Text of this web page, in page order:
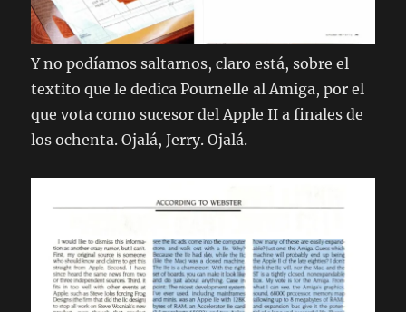
Y no podíamos saltarnos, claro está, sobre el
textito que le dedica Pournelle al Amiga, por el
que vota como sucesor del Apple II a finales de
los ochenta. Ojalá, Jerry. Ojalá.